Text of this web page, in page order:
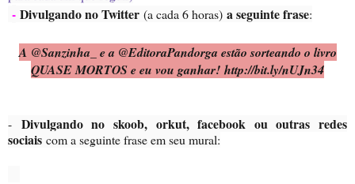
- Divulgando no Twitter (a cada 6 horas) a seguinte frase:
A @Sanzinha_ e a @EditoraPandorga estão sorteando o livro
QUASE MORTOS e eu vou ganhar! http://bit.ly/nUJn34
- Divulgando no skoob, orkut, facebook ou outras redes
sociais com a seguinte frase em seu mural: